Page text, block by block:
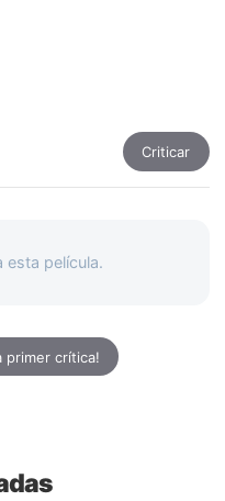
Criticar
esta película.
primer crítica!